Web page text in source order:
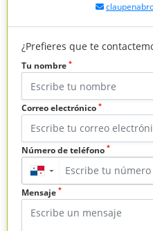
¿Prefieres que te
Tu nombre *
Correo electrónico *
Número de teléfono *
▼
Mensaje *